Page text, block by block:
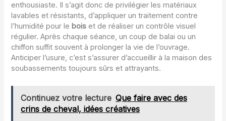
enthousiaste. Il s’agit donc de privilégier les matériaux
lavables et résistants, d’appliquer un traitement contre
l’humidité pour le bois et de réaliser un contrôle visuel
régulier. Après chaque séance, un coup de balai ou un
chiffon suffit souvent à prolonger la vie de l’ouvrage.
Anticiper l’usure, c’est s’assurer d’accueillir à la maison des
soubassements toujours sûrs et attrayants.
Continuez votre lecture Que faire avec des
crins de cheval, idées créatives